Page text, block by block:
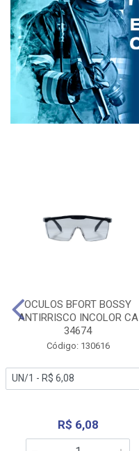
OCULOS BFORT BOSSY
ANTIRRISCO INCOLOR CA
34674
Código: 130616
R$ 6,08